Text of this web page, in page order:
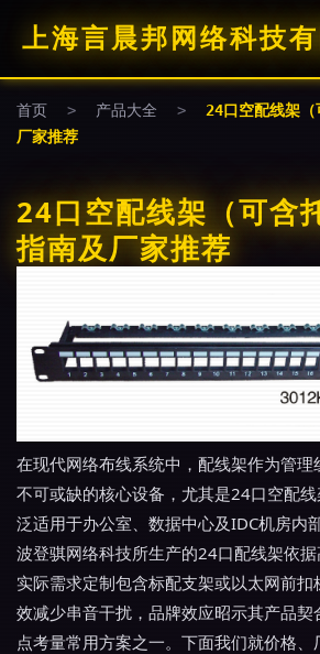
上海言晨邦网络科技有
首页 > 产品大全 >
24口空配线架
厂家推荐
24口空配线架（可含
指南及厂家推荐
在现代网络布线系统中，配线架作为管理
不可或缺的核心设备，尤其是24口空配
泛适用于办公室、数据中心及IDC机房内
波登骐网络科技所生产的24口配线架依
实际需求定制包含标配支架或以太网前
效减少串音干扰，品牌效应昭示其产品
点考量常用方案之一。下面我们就价格